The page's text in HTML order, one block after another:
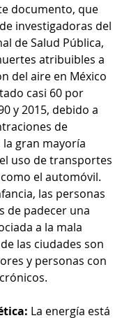
documento, que
investigadoras del
de Salud Pública,
atribuibles a
del aire en México
casi 60 por
y 2015, debido a
de
gran mayoría
uso de transportes
el automóvil.
las personas
de padecer una
a la mala
las ciudades son
y personas con
La energía está